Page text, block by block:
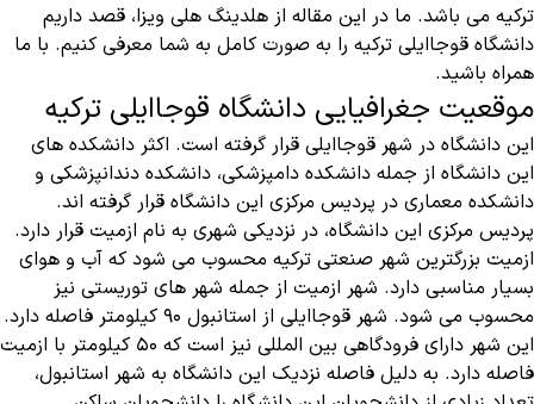
ترکیه می باشد. ما در این مقاله از هلدینگ هلی ویزا، قصد داریم
دانشگاه قوجاایلی ترکیه را به صورت کامل به شما معرفی کنیم. با ما
همراه باشید.
موقعیت جغرافیایی دانشگاه قوجاایلی ترکیه
این دانشگاه در شهر قوجاایلی قرار گرفته است. اکثر دانشکده های
این دانشگاه از جمله دانشکده دامپزشکی، دانشکده دندانپزشکی و
دانشکده معماری در پردیس مرکزی این دانشگاه قرار گرفته اند.
پردیس مرکزی این دانشگاه، در نزدیکی شهری به نام ازمیت قرار دارد.
ازمیت بزرگترین شهر صنعتی ترکیه محسوب می شود که آب و هوای
بسیار مناسبی دارد. شهر ازمیت از جمله شهر های توریستی نیز
محسوب می شود. شهر قوجاایلی از استانبول ۹۰ کیلومتر فاصله دارد.
این شهر دارای فرودگاهی بین المللی نیز است که ۵۰ کیلومتر با ازمیت
فاصله دارد. به دلیل فاصله نزدیک این دانشگاه به شهر استانبول،